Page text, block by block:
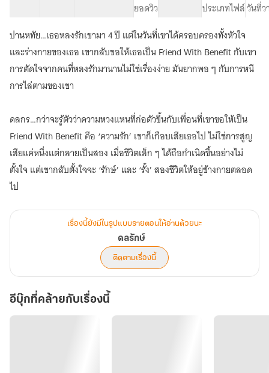
ยอดวิว ประเภทไฟล์วันที่ว
ปานหทัย…เธอหลงรักเขามา 4 ปี แต่ในวันที่เขาได้ครอบครองทั้งหัวใจ
และร่างกายของเธอ เขากลับขอให้เธอเป็น Friend With Benefit กับเขา
การตัดใจจากคนที่หลงรักมานานไม่ใช่เรื่องง่าย มันยากพอ ๆ กับการหนี
การไล่ตามของเขา
ดลกร…กว่าจะรู้ตัวว่าความหวงแหนที่ก่อตัวขึ้นกับเพื่อนที่เขาขอให้เป็น
Friend With Benefit คือ ‘ความรัก’ เขาก็เกือบเสียเธอไป ไม่ใช่การสูญ
เสียแค่หนึ่งแต่กลายเป็นสอง เมื่อชีวิตเล็ก ๆ ได้ถือกำเนิดขึ้นอย่างไม่
ตั้งใจ แต่เขากลับตั้งใจจะ ‘รักษ์’ และ ‘รั้ง’ สองชีวิตให้อยู่ข้างกายตลอด
ไป
เรื่องนี้ยังมีในรูปแบบรายตอนให้อ่านด้วยนะ
ดลรักษ์
ติดตามเรื่องนี้
อีบุ๊กที่คล้ายกับเรื่องนี้